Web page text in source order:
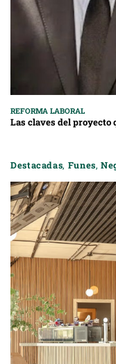
REFORMA LABORAL
Las claves del proyecto
Destacadas, Funes,